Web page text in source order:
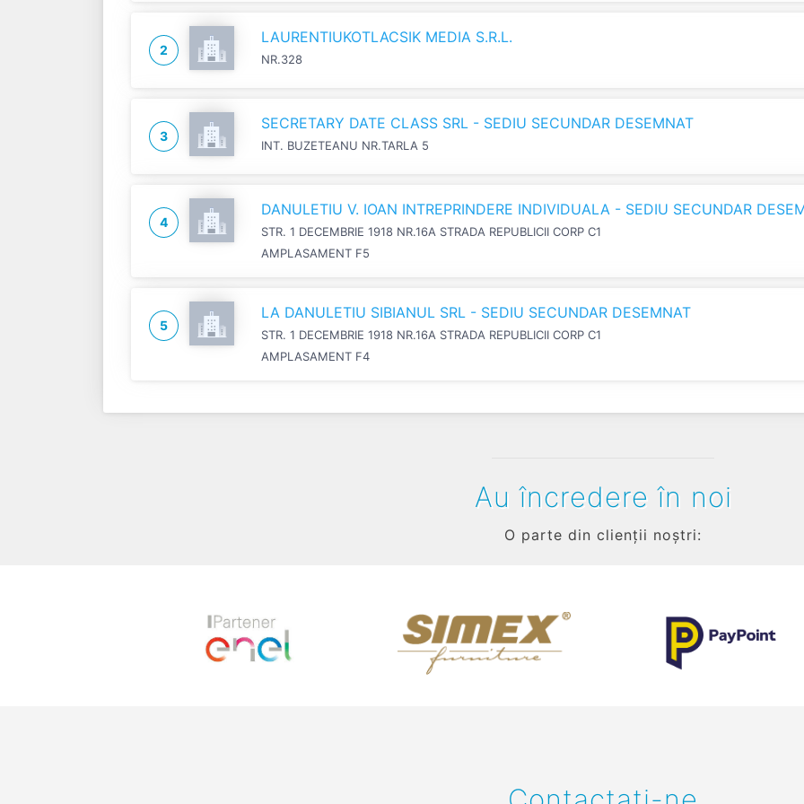
2
LAURENTIUKOTLACSIK MEDIA S.R.L.
NR.328
3
SECRETARY DATE CLASS SRL - SEDIU SECUNDAR DESEMNAT
INT. BUZETEANU NR.TARLA 5
4
DANULETIU V. IOAN INTREPRINDERE INDIVIDUALA - SEDIU SECUNDAR
STR. 1 DECEMBRIE 1918 NR.16A STRADA REPUBLICII CORP C1
AMPLASAMENT F5
5
LA DANULETIU SIBIANUL SRL - SEDIU SECUNDAR DESEMNAT
STR. 1 DECEMBRIE 1918 NR.16A STRADA REPUBLICII CORP C1
AMPLASAMENT F4
Au încredere în noi
O parte din clienții noștri: